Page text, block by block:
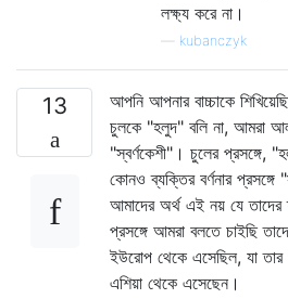
লক্ষ্য করে না।
kubanczyk
13
আপনি আপনার বাচ্চাকে
চুলকে "হলুদ" বলি না, আমরা
"স্বর্ণকেশী"। চুলের প্রসঙ্গে,
কোনও ব্যক্তির বর্ণনার প্রসঙ্গে
আমাদের অর্থ এই নয় যে তাদের
প্রসঙ্গে আমরা বলতে চাইছি
ইউরোপ থেকে এসেছিল, যা তার
এশিয়া থেকে এসেছেন।